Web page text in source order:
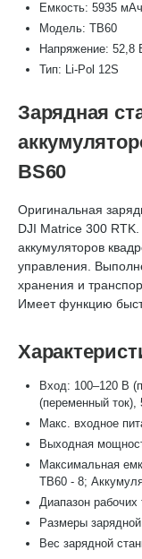
Емкость: 5935 мАч
Модель: TB60
Напряжение: 52,8
Тип: Li-Pol 12S
Зарядная
BS60
Оригинальная
DJI Matrice 300
аккумуляторов
управления.
хранения и
Имеет функцию
Вход: 100–120 В
(переменный ток),
Макс. входное
Выходная
Максимальная
TB60 - 8;
Диапазон рабочих
Размеры
Вес зарядной